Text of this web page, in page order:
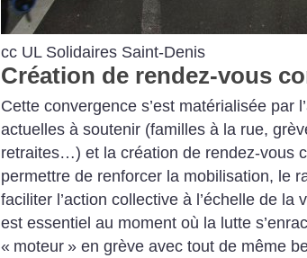
cc UL Solidaires Saint-Denis
Création de rendez-vous
Cette convergence s’est matérialisée par
actuelles à soutenir (familles à la rue,
retraites…) et la création de rendez-vous
permettre de renforcer la mobilisation, le
faciliter l’action collective à l’échelle de la
est essentiel au moment où la lutte
« moteur » en grève avec tout de même